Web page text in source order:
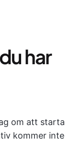
har
om att starta
kommer inte